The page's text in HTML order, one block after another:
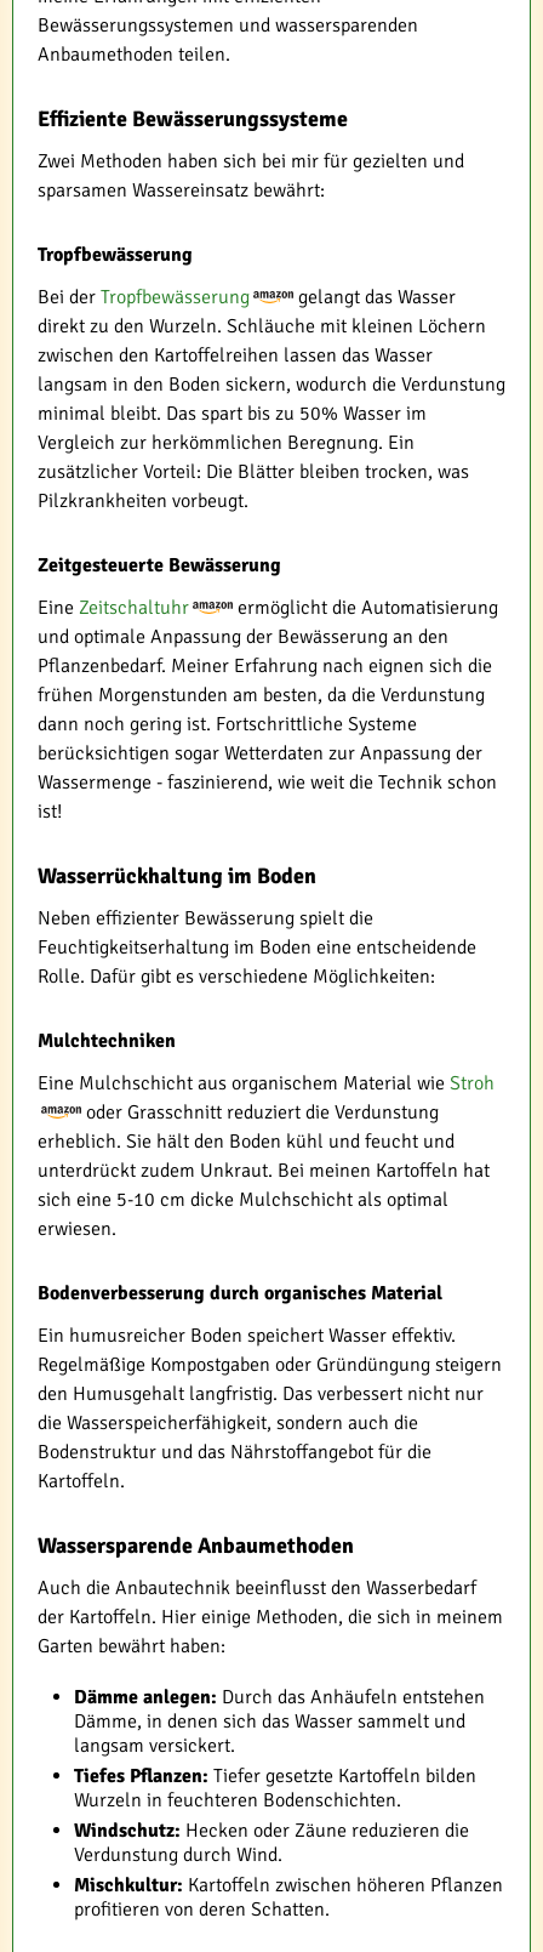
Bewässerungssystemen und wassersparenden
Anbaumethoden teilen.
Effiziente Bewässerungssysteme
Zwei Methoden haben sich bei mir für gezielten und
sparsamen Wassereinsatz bewährt:
Tropfbewässerung
Bei der Tropfbewässerung
gelangt das Wasser
direkt zu den Wurzeln. Schläuche mit kleinen Löchern
zwischen den Kartoffelreihen lassen das Wasser
langsam in den Boden sickern, wodurch die Verdunstung
minimal bleibt. Das spart bis zu 50% Wasser im
Vergleich zur herkömmlichen Beregnung. Ein
zusätzlicher Vorteil: Die Blätter bleiben trocken, was
Pilzkrankheiten vorbeugt.
Zeitgesteuerte Bewässerung
Eine Zeitschaltuhr
ermöglicht die Automatisierung
und optimale Anpassung der Bewässerung an den
Pflanzenbedarf. Meiner Erfahrung nach eignen sich die
frühen Morgenstunden am besten, da die Verdunstung
dann noch gering ist. Fortschrittliche Systeme
berücksichtigen sogar Wetterdaten zur Anpassung der
Wassermenge - faszinierend, wie weit die Technik schon
ist!
Wasserrückhaltung im Boden
Neben effizienter Bewässerung spielt die
Feuchtigkeitserhaltung im Boden eine entscheidende
Rolle. Dafür gibt es verschiedene Möglichkeiten:
Mulchtechniken
Eine Mulchschicht aus organischem Material wie Stroh
oder Grasschnitt reduziert die Verdunstung
erheblich. Sie hält den Boden kühl und feucht und
unterdrückt zudem Unkraut. Bei meinen Kartoffeln hat
sich eine 5-10 cm dicke Mulchschicht als optimal
erwiesen.
Bodenverbesserung durch organisches Material
Ein humusreicher Boden speichert Wasser effektiv.
Regelmäßige Kompostgaben oder Gründüngung steigern
den Humusgehalt langfristig. Das verbessert nicht nur
die Wasserspeicherfähigkeit, sondern auch die
Bodenstruktur und das Nährstoffangebot für die
Kartoffeln.
Wassersparende Anbaumethoden
Auch die Anbautechnik beeinflusst den Wasserbedarf
der Kartoffeln. Hier einige Methoden, die sich in meinem
Garten bewährt haben:
Dämme anlegen: Durch das Anhäufeln entstehen
Dämme, in denen sich das Wasser sammelt und
langsam versickert.
Tiefes Pflanzen: Tiefer gesetzte Kartoffeln bilden
Wurzeln in feuchteren Bodenschichten.
Windschutz: Hecken oder Zäune reduzieren die
Verdunstung durch Wind.
Mischkultur: Kartoffeln zwischen höheren Pflanzen
profitieren von deren Schatten.